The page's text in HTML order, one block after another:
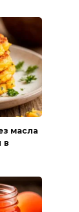
масла
в